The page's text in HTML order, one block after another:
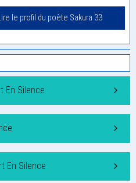
le profil du poète Sakura 33
En Silence
En Silence